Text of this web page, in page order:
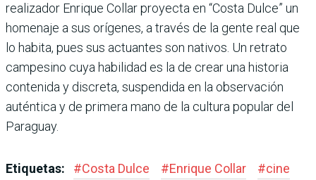
realizador Enrique Collar proyecta en “Costa Dulce” un
homenaje a sus orígenes, a través de la gente real que
lo habita, pues sus actuantes son nativos. Un retrato
campesino cuya habilidad es la de crear una historia
contenida y discreta, suspendida en la observación
auténtica y de primera mano de la cultura popular del
Paraguay.
Etiquetas: #Costa Dulce #Enrique Collar #cine